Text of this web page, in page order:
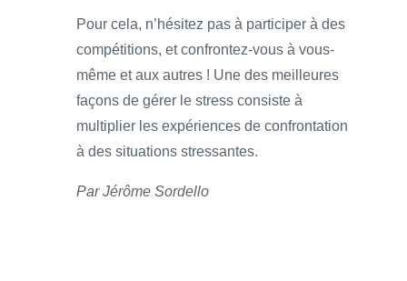
Pour cela, n’hésitez pas à participer à des
compétitions, et confrontez-vous à vous-
même et aux autres ! Une des meilleures
façons de gérer le stress consiste à
multiplier les expériences de confrontation
à des situations stressantes.
Par Jérôme Sordello